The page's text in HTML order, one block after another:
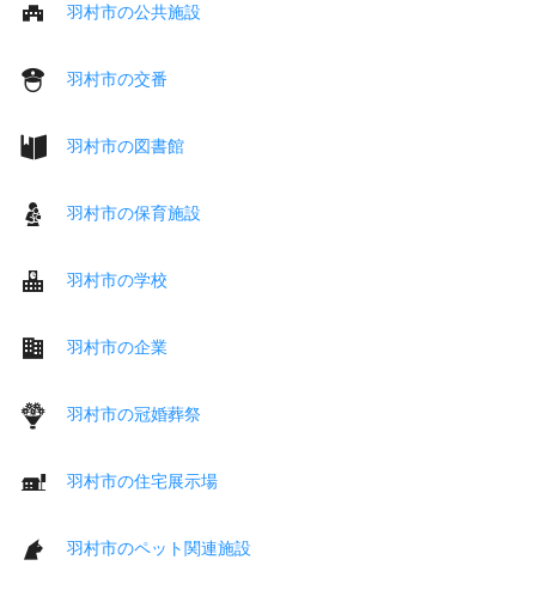
羽村市の公共施設
羽村市の交番
羽村市の図書館
羽村市の保育施設
羽村市の学校
羽村市の企業
羽村市の冠婚葬祭
羽村市の住宅展示場
羽村市のペット関連施設